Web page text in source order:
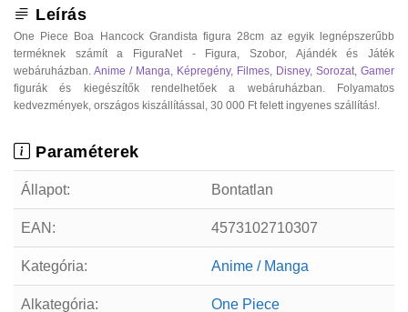
Leírás
One Piece Boa Hancock Grandista figura 28cm az egyik legnépszerűbb
terméknek számít a FiguraNet - Figura, Szobor, Ajándék és Játék
webáruházban. Anime / Manga, Képregény, Filmes, Disney, Sorozat, Gamer
figurák és kiegészítők rendelhetőek a webáruházban. Folyamatos
kedvezmények, országos kiszállítással, 30 000 Ft felett ingyenes szállítás!.
Paraméterek
Állapot: Bontatlan
EAN: 4573102710307
Kategória: Anime / Manga
Alkategória: One Piece